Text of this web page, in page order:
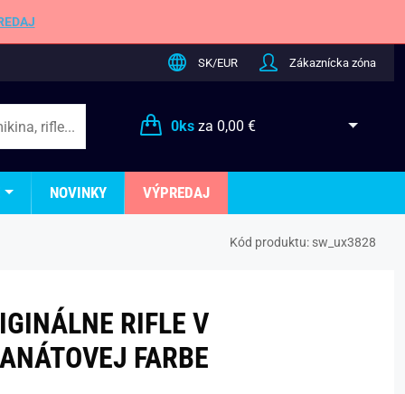
SK/EUR Zákaznícka zóna
0ksza 0,00 €
NOVINKY VÝPREDAJ
Kód produktu: sw_ux3828
RIFLE V
FARBE